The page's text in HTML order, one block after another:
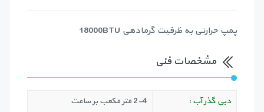
پمپ حرارتی به ظرفیت گرمادهی 18000BTU
مشخصات فنی
دبی گذر آب :
2-4 متر مکعب بر ساعت